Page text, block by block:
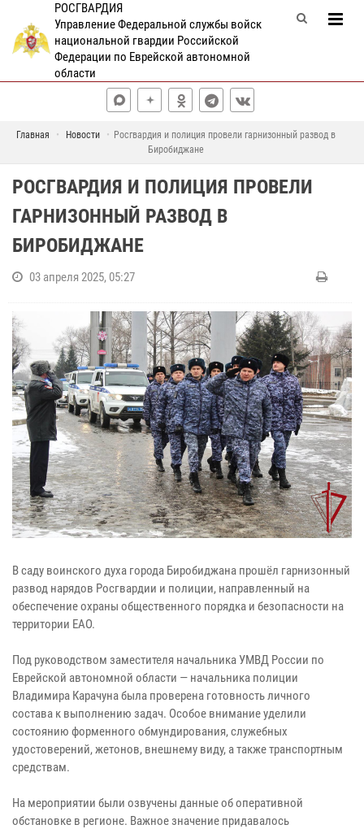
РОСГВАРДИЯ
Управление Федеральной службы войск
национальной гвардии Российской
Федерации по Еврейской автономной
области
Главная Новости
Росгвардия и полиция провели гарнизонный развод в
Биробиджане
РОСГВАРДИЯ И ПОЛИЦИЯ ПРОВЕЛИ
ГАРНИЗОННЫЙ РАЗВОД В
БИРОБИДЖАНЕ
03 апреля 2025, 05:27
В саду воинского духа города Биробиджана прошёл гарнизонный
развод нарядов Росгвардии и полиции, направленный на
обеспечение охраны общественного порядка и безопасности на
территории ЕАО.
Под руководством заместителя начальника УМВД России по
Еврейской автономной области — начальника полиции
Владимира Карачуна была проверена готовность личного
состава к выполнению задач. Особое внимание уделили
состоянию форменного обмундирования, служебных
удостоверений, жетонов, внешнему виду, а также транспортным
средствам.
На мероприятии были озвучены данные об оперативной
обстановке в регионе. Важное значение придавалось